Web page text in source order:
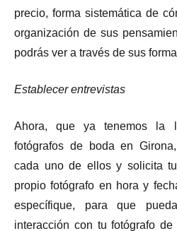
precio, forma sistemática de
organización de sus
podrás ver a través de sus
Establecer entrevistas
Ahora, que ya tenemos la
fotógrafos de boda en
cada uno de ellos y solicita
propio fotógrafo en hora y
específique, para que
interacción con tu fotógrafo